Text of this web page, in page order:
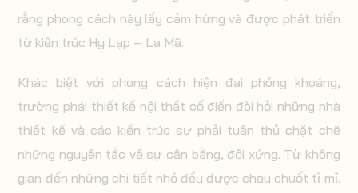
rằng phong cách này lấy cảm hứng và được phát triển
từ kiến trúc Hy Lạp – La Mã.
Khác biệt với phong cách hiện đại phóng khoáng,
trường phái thiết kế nội thất cổ điển đòi hỏi những nhà
thiết kế và các kiến trúc sư phải tuân thủ chặt chẽ
những nguyên tắc về sự cân bằng, đối xứng. Từ không
gian đến những chi tiết nhỏ đều được chau chuốt tỉ mỉ.